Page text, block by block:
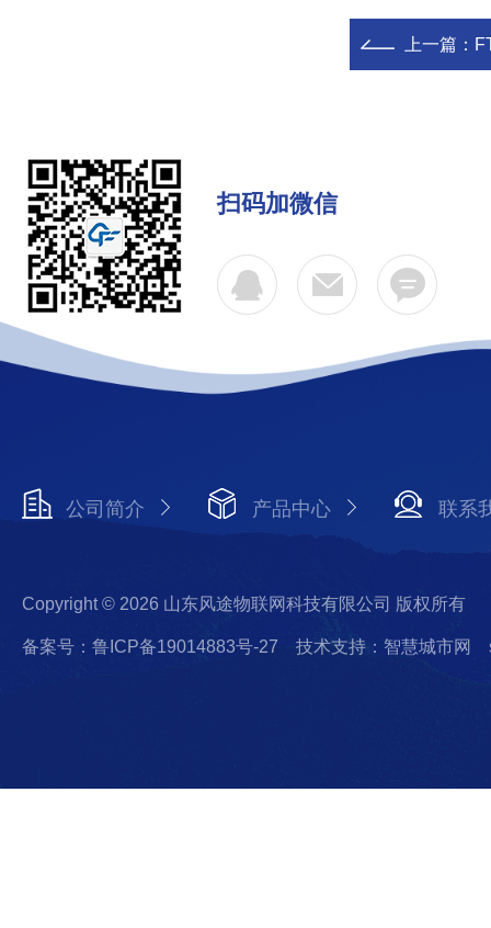
上一篇：
扫码加微信
公司简介 产品中心 联系
Copyright © 2026 山东风途物联网科技有限公司 版权所有
备案号：鲁ICP备19014883号-27 技术支持：智慧城市网